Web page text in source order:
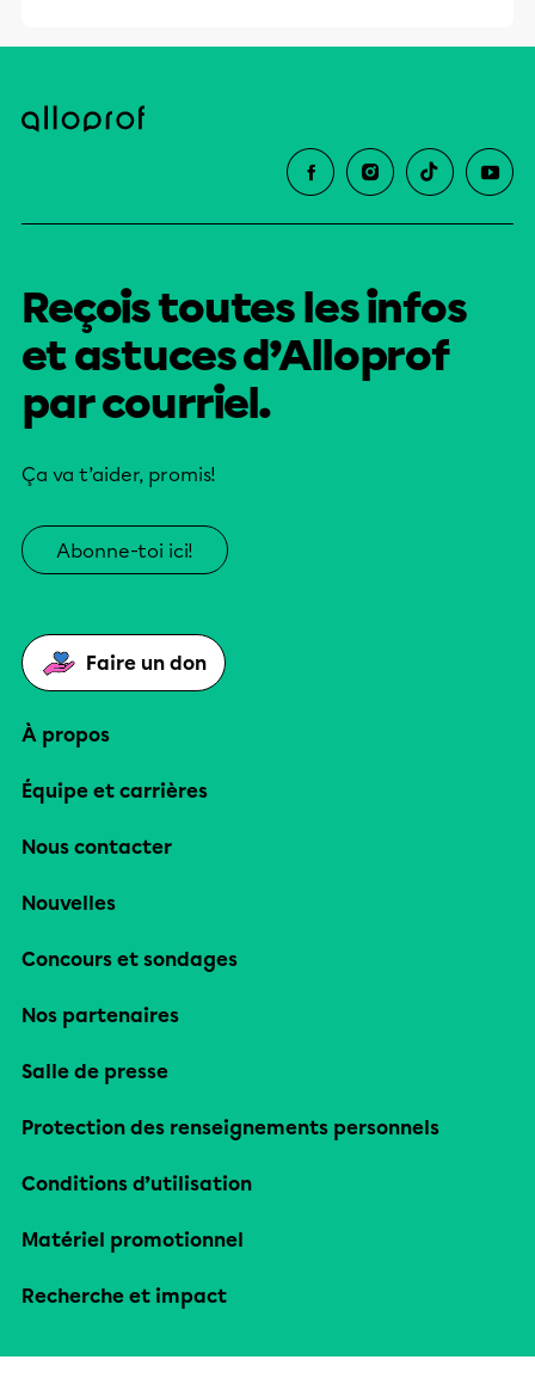
Reçois toutes les infos
et astuces d’Alloprof
par courriel.
Ça va t’aider, promis!
Abonne-toi ici!
Faire un don
À propos
Équipe et carrières
Nous contacter
Nouvelles
Concours et sondages
Nos partenaires
Salle de presse
Protection des renseignements personnels
Conditions d’utilisation
Matériel promotionnel
Recherche et impact